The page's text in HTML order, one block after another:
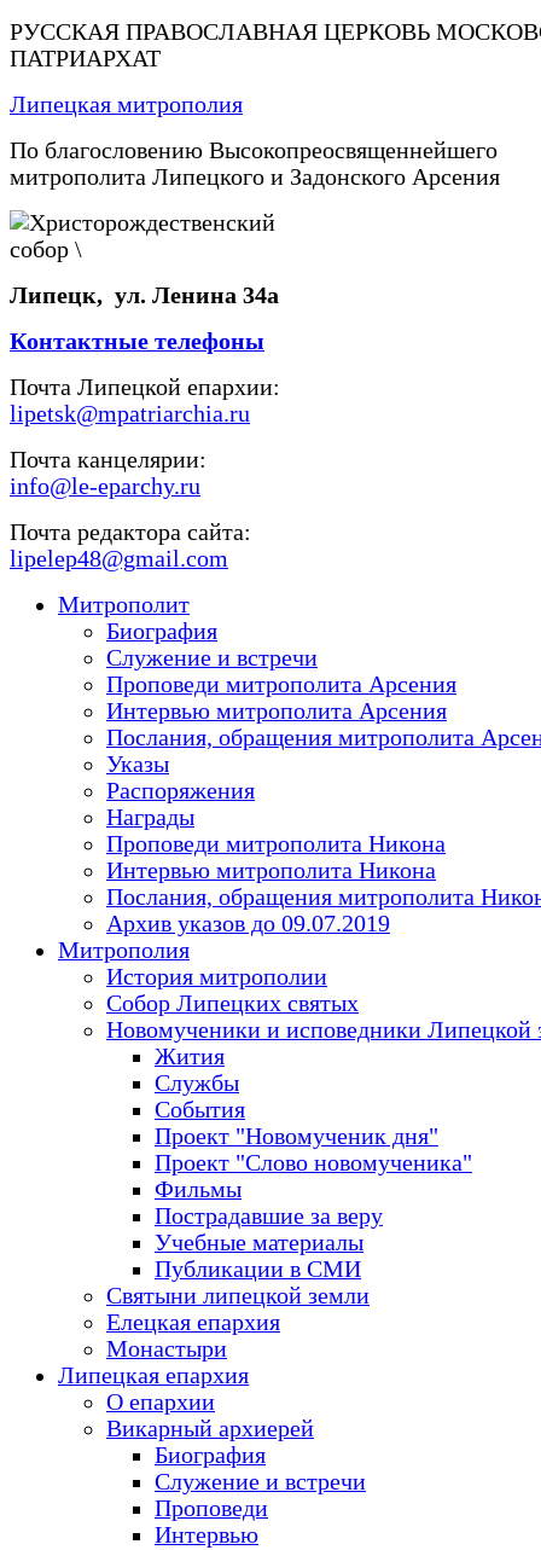
РУССКАЯ ПРАВОСЛАВНАЯ ЦЕРКОВЬ
ПАТРИАРХАТ
Липецкая митрополия
По благословению Высокопреосвященнейшего
митрополита Липецкого и Задонского Арсения
Липецк, ул. Ленина 34а
Контактные телефоны
Почта Липецкой епархии:
lipetsk@mpatriarchia.ru
Почта канцелярии:
info@le-eparchy.ru
Почта редактора сайта:
lipelep48@gmail.com
Митрополит
Биография
Служение и встречи
Проповеди митрополита Арсения
Интервью митрополита Арсения
Послания, обращения митрополита
Указы
Распоряжения
Награды
Проповеди митрополита Никона
Интервью митрополита Никона
Послания, обращения митрополита
Архив указов до 09.07.2019
Митрополия
История митрополии
Собор Липецких святых
Новомученики и исповедники Липецкой
Жития
Службы
События
Проект "Новомученик дня"
Проект "Слово новомученика"
Фильмы
Пострадавшие за веру
Учебные материалы
Публикации в СМИ
Святыни липецкой земли
Елецкая епархия
Монастыри
Липецкая епархия
О епархии
Викарный архиерей
Биография
Служение и встречи
Проповеди
Интервью